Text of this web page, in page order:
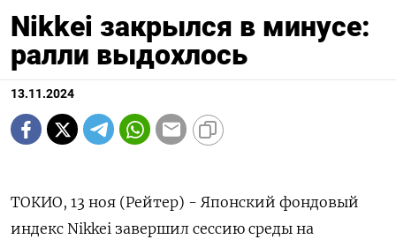
Nikkei закрылся в минусе:
ралли выдохлось
13.11.2024
ТОКИО, 13 ноя (Рейтер) - Японский фондовый
индекс Nikkei завершил сессию среды на